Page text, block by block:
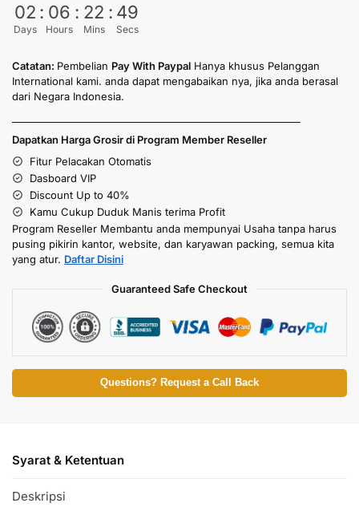
02
Days
: 06
Hours
: 22
Mins
: 49
Secs
Catatan: Pembelian Pay With Paypal Hanya khusus Pelanggan
International kami. anda dapat mengabaikan nya, jika anda berasal
dari Negara Indonesia.
Dapatkan Harga Grosir di Program Member Reseller
Fitur Pelacakan Otomatis
Dasboard VIP
Discount Up to 40%
Kamu Cukup Duduk Manis terima Profit
Program Reseller Membantu anda mempunyai Usaha tanpa harus
pusing pikirin kantor, website, dan karyawan packing, semua kita
yang atur. Daftar Disini
Guaranteed Safe Checkout
Questions? Request a Call Back
Syarat & Ketentuan
Deskripsi